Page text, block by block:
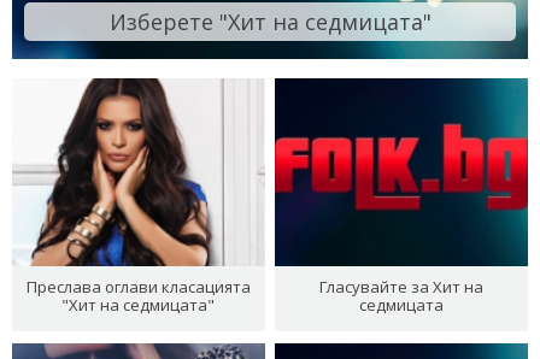
Изберете "Хит на седмицата"
Преслава оглави класацията
"Хит на седмицата"
Гласувайте за Хит на
седмицата